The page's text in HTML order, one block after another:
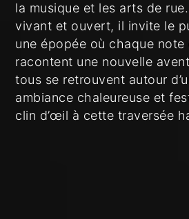
la musique et les arts de
vivant et ouvert, il invite le
une épopée où chaque
racontent une nouvelle
tous se retrouvent autour
ambiance chaleureuse et
clin d’œil à cette traversée